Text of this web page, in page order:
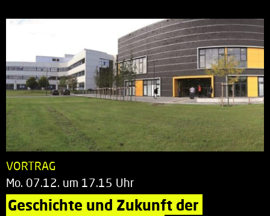
VORTRAG
Mo. 07.12. um 17.15 Uhr
Geschichte und Zukunft der